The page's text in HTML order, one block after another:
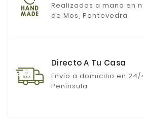
Realizados a mano en
de Mos, Pontevedra
Directo A Tu Casa
Envío a domicilio en
Península